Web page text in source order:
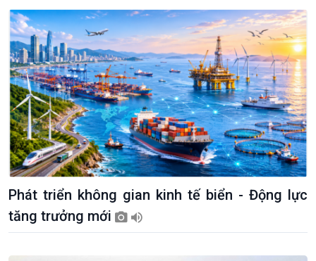
Phát triển không gian kinh tế biển - Động lực
tăng trưởng mới